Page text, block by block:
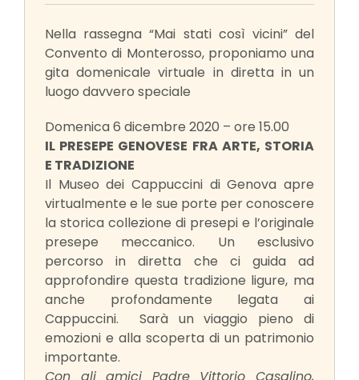
Nella rassegna “Mai stati così vicini” del
Convento di Monterosso, proponiamo una
gita domenicale virtuale in diretta in un
luogo davvero speciale
Domenica 6 dicembre 2020 – ore 15.00
IL PRESEPE GENOVESE FRA ARTE, STORIA
E TRADIZIONE
Il Museo dei Cappuccini di Genova apre
virtualmente e le sue porte per conoscere
la storica collezione di presepi e l’originale
presepe meccanico. Un esclusivo
percorso in diretta che ci guida ad
approfondire questa tradizione ligure, ma
anche profondamente legata ai
Cappuccini. Sarà un viaggio pieno di
emozioni e alla scoperta di un patrimonio
importante.
Con gli amici Padre Vittorio Casalino,